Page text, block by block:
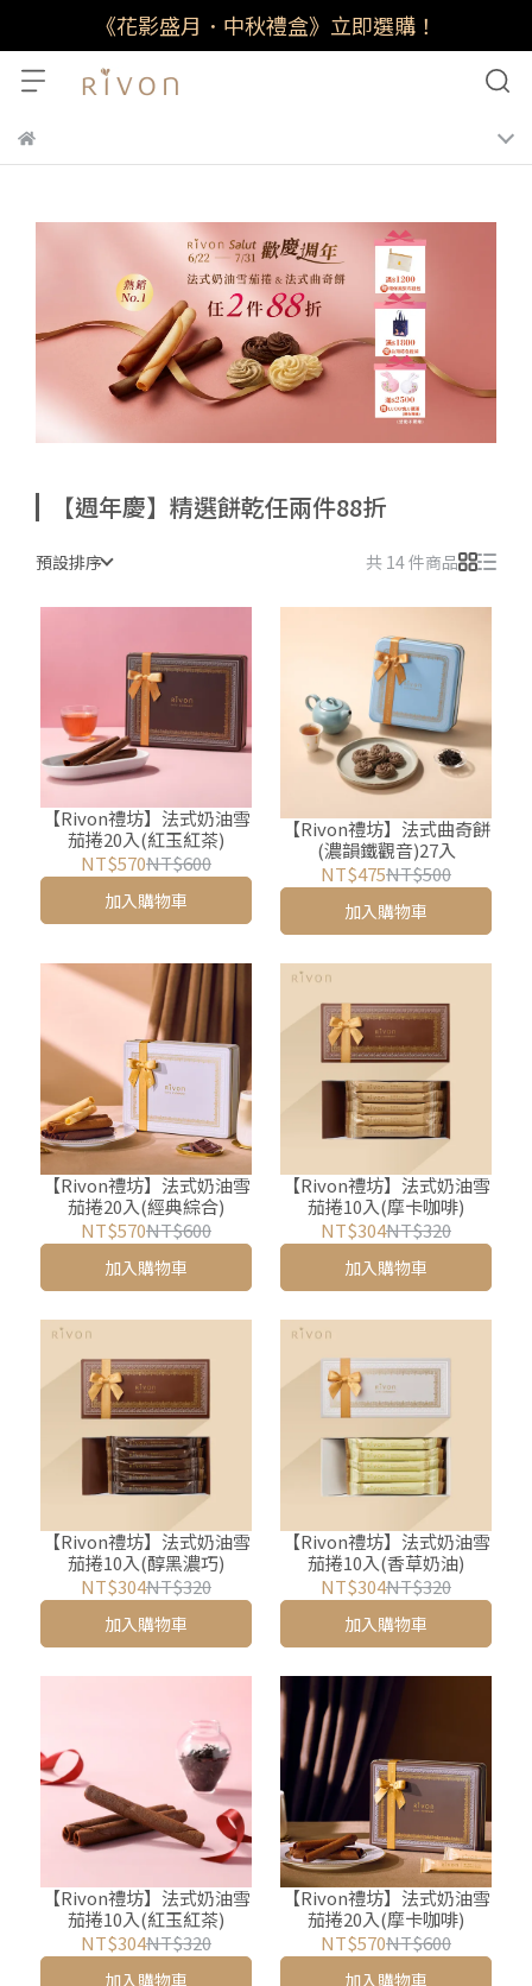
《花影盛月．中秋禮盒》立即選購！
【週年慶】精選餅乾任兩件88折
預設排序 共 14 件商品
【Rivon禮坊】法式奶油雪
茄捲20入(紅玉紅茶)
NT$570NT$600
加入購物車
【Rivon禮坊】法式曲奇餅
(濃韻鐵觀音)27入
NT$475NT$500
加入購物車
【Rivon禮坊】法式奶油雪
茄捲20入(經典綜合)
NT$570NT$600
加入購物車
【Rivon禮坊】法式奶油雪
茄捲10入(摩卡咖啡)
NT$304NT$320
加入購物車
【Rivon禮坊】法式奶油雪
茄捲10入(醇黑濃巧)
NT$304NT$320
加入購物車
【Rivon禮坊】法式奶油雪
茄捲10入(香草奶油)
NT$304NT$320
加入購物車
【Rivon禮坊】法式奶油雪
茄捲10入(紅玉紅茶)
NT$304NT$320
加入購物車
【Rivon禮坊】法式奶油雪
茄捲20入(摩卡咖啡)
NT$570NT$600
加入購物車